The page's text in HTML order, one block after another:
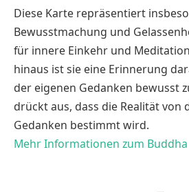
Diese Karte repräsentiert
Bewusstmachung und
für innere Einkehr und
hinaus ist sie eine Erinnerung
der eigenen Gedanken bewusst
drückt aus, dass die Realität von
Gedanken bestimmt wird.
Mehr Informationen zum Buddha